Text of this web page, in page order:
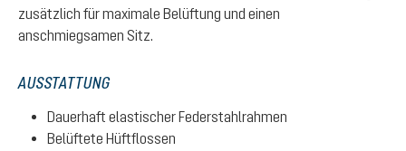
zusätzlich für maximale Belüftung und einen
anschmiegsamen Sitz.
AUSSTATTUNG
Dauerhaft elastischer Federstahlrahmen
Belüftete Hüftflossen